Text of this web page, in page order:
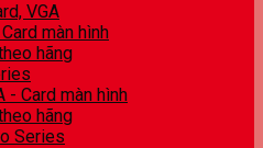
VGA
màn hình
hãng
- Card màn hình
hãng
Series